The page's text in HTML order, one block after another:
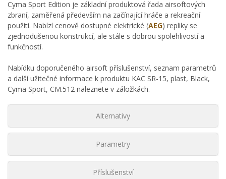
Cyma Sport Edition je základní produktová řada airsoftových
zbraní, zaměřená především na začínající hráče a rekreační
použití. Nabízí cenově dostupné elektrické (AEG) repliky se
zjednodušenou konstrukcí, ale stále s dobrou spolehlivostí a
funkčností.
Nabídku doporučeného airsoft příslušenství, seznam parametrů
a další užitečné informace k produktu KAC SR-15, plast, Black,
Cyma Sport, CM.512 naleznete v záložkách.
Alternativy
Parametry
Příslušenství